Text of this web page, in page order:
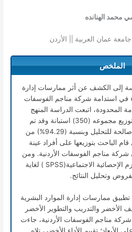
محمد الهنانده
عمان العربية || الأردن
الملخص
إلى الكشف عن أثر ممارسات إدارة
في استدامة شركة مناجم الفوسفات
المحدودة، اتبعت الدراسة المنهج
الوصفي التحليلي، تم توزيع مجموعه (350) استبانة وقد تم
استرداد (330) استبانة صالحة للتحليل وبنسبة (94.29%) من
الباحث بتوزيعها على أفراد عينة
شركة مناجم الفوسفات الأردنية. ومن
ثم تم اعتماد برنامج الحزم الإحصائية الاجتماعية(SPSS ) لغاية
وتحليل النتائج.
ممارسات إدارة الموارد البشرية
الأخضر والتدريب والتطوير الأخضر
شركة مناجم الفوسفات الأردنية، جاءت
الأبعاد؛ تقييم الأداء الأخضر، تلاه